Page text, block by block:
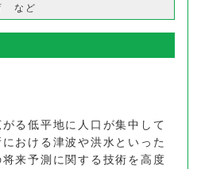
など
る低平地に人口が集中して
おける津波や洪水といった
来予測に関する技術を高度